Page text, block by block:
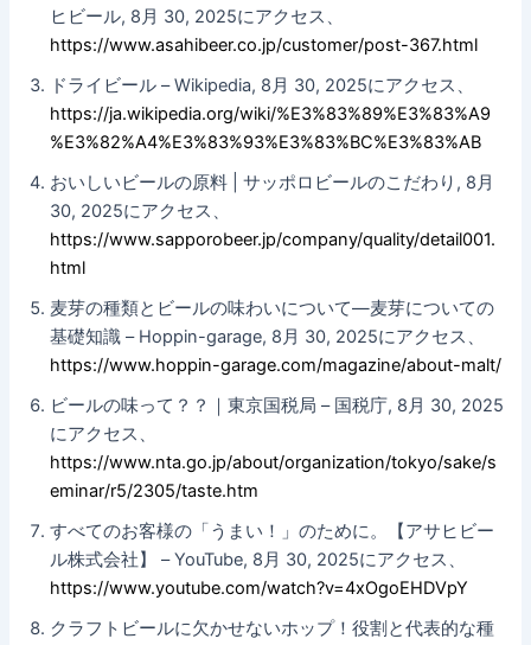
ヒビール, 8月 30, 2025にアクセス、
https://www.asahibeer.co.jp/customer/post-367.html
ドライビール – Wikipedia, 8月 30, 2025にアクセス、
https://ja.wikipedia.org/wiki/%E3%83%89%E3%83%A9
%E3%82%A4%E3%83%93%E3%83%BC%E3%83%AB
おいしいビールの原料 | サッポロビールのこだわり, 8月
30, 2025にアクセス、
https://www.sapporobeer.jp/company/quality/detail001.
html
麦芽の種類とビールの味わいについて―麦芽についての
基礎知識 – Hoppin-garage, 8月 30, 2025にアクセス、
https://www.hoppin-garage.com/magazine/about-malt/
ビールの味って？？｜東京国税局 – 国税庁, 8月 30, 2025
にアクセス、
https://www.nta.go.jp/about/organization/tokyo/sake/s
eminar/r5/2305/taste.htm
すべてのお客様の「うまい！」のために。【アサヒビー
ル株式会社】 – YouTube, 8月 30, 2025にアクセス、
https://www.youtube.com/watch?v=4xOgoEHDVpY
クラフトビールに欠かせないホップ！役割と代表的な種